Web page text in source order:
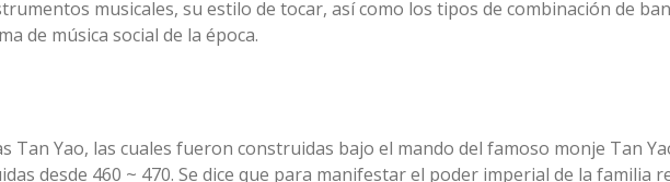
musicales, su estilo de tocar, así como los tipos de combinación de
de música social de la época.
Tan Yao, las cuales fueron construidas bajo el mando del famoso monje Tan
desde 460 ~ 470. Se dice que para manifestar el poder imperial de la familia